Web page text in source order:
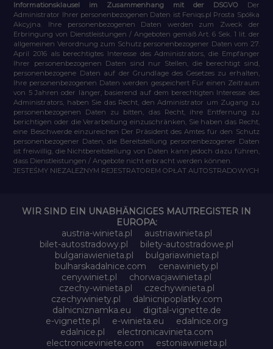
Informationsklausel im Zusammenhang mit der DSGVO
Der
Administrator Ihrer personenbezogenen Daten ist Feniqs.pl Prosta Spółka
Akcyjna. Ihre personenbezogenen Daten werden zum Zweck der
Erbringung von Dienstleistungen / Angeboten gemäß Art. 6 Sek. 1 lit. der
allgemeinen Verordnung zum Schutz personenbezogener Daten vom 27.
April 2016 als berechtigtes Interesse des Administrators, die Empfänger
Ihrer personenbezogenen Daten sind nur Stellen, die berechtigt sind,
personenbezogene Daten auf der Grundlage des Gesetzes zu erhalten,
Ihre personenbezogenen Daten werden gespeichert Für einen Zeitraum
von 5 Jahren oder länger, basierend auf dem berechtigten Interesse des
Administrators, haben Sie das Recht, den Administrator um Zugang zu
personenbezogenen Daten zu bitten, das Recht, ihre Entfernung zu
berichtigen oder die Verarbeitung einzuschränken, Sie haben das Recht,
eine Beschwerde einzureichen Der Präsident des Amtes für den Schutz
personenbezogener Daten, die Bereitstellung personenbezogener Daten
ist freiwillig, die Nichtbereitstellung von Daten kann jedoch dazu führen,
dass Dienstleistungen / Angebote nicht erbracht werden können.
JESTEŚMY NIEZALEŻNYM REJESTRATOREM OPŁAT AUTOSTRADOWYCH
WIR SIND EIN UNABHÄNGIGES MAUTREGISTER IN
EUROPA:
austria-winieta.pl
austriawinieta.pl
bilet-autostradowy.pl
bilety-autostradowe.pl
bulgariawienieta.pl
bulgariawinieta.pl
bulharskadalnice.com
cenawiniety.pl
cenywiniet.pl
chorwacjawinieta.pl
czechy-winieta.pl
czechywinieta.pl
czechywiniety.pl
dalnicnipoplatky.com
dalnicniznamka.eu
digital-vignette.de
e-vignette.pl
e-winieta.eu
edalnice.org
edalnice.pl
electronicavinieta.com
electroniceviniete.com
estoniawinieta.pl